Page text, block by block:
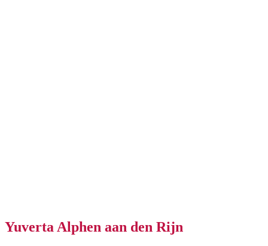
Yuverta Alphen aan den Rijn